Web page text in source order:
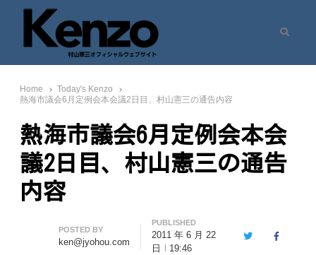
七転八起 – 村山憲三 Official Site
村山憲三ウェブサイト
Home
Today's Kenzo
熱海市議会6月定例会本会議2日目、村山憲三の通告内容
熱海市議会6月定例会本会
議2日目、村山憲三の通告
内容
Author
POSTED BY
ken@jyohou.com
PUBLISHED
2011 年 6 月 22
日
19:46
TwitterFacebook